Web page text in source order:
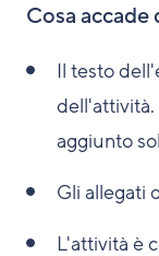
Cosa
Il testo
dell'attività.
aggiunto
Gli allegati
L'attività è